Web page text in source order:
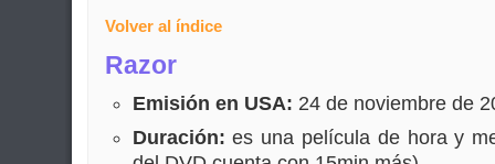
Volver al índice
Razor
Emisión en USA: 24 de noviembre de
Duración: es una película de hora y